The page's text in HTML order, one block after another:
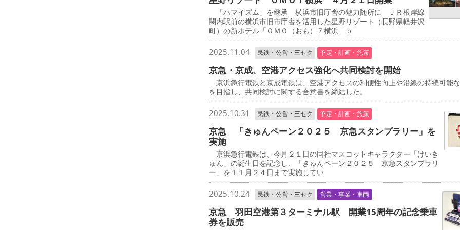
「ハマイズム」を継承 横浜市旧庁舎の魅力随所に ＪＲ根岸線
関内駅前の横浜市旧市庁舎を活用した星野リゾート（長野県軽井沢
町）の新ホテル「ＯＭＯ（おも）７横浜 ｂ
2025.11.04 民鉄・公営・三セク 予定・計画・施策
京急・京成、空港アクセス強化へ共同検討を開始
京浜急行電鉄と京成電鉄は、空港アクセスの利便性向上や沿線の持続可能
を目指し、共同検討に関する合意書を締結した。
2025.10.31 民鉄・公営・三セク 予定・計画・施策
京急 「きゅんペーン２０２５ 京急スタンプラリー」を
実施
京浜急行電鉄は、今月２１日の同社マスコットキャラクター「けいき
ゅん」の誕生日を記念し、「きゅんペーン２０２５ 京急スタンプラリ
ー」を１１月２４日まで実施してい
2025.10.24 民鉄・公営・三セク 営業・事業・車両
京急 羽田空港第３ターミナル駅 開業15周年の記念乗車
券を販売